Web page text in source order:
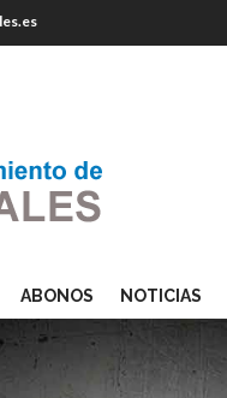
ABONOS NOTICIAS